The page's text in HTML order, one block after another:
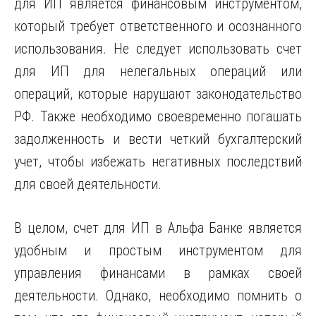
для ИП является финансовым инструментом,
который требует ответственного и осознанного
использования. Не следует использовать счет
для ИП для нелегальных операций или
операций, которые нарушают законодательство
РФ. Также необходимо своевременно погашать
задолженность и вести четкий бухгалтерский
учет, чтобы избежать негативных последствий
для своей деятельности.
В целом, счет для ИП в Альфа Банке является
удобным и простым инструментом для
управления финансами в рамках своей
деятельности. Однако, необходимо помнить о